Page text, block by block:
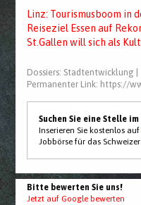
Linz: Tourismusboom in
Reiseziel Essen auf
St.Gallen will sich als
Dossiers:Stadtentwicklung
Permanenter Link: https://
Suchen Sie eine Stelle
Inserieren Sie kostenlos
Jobbörse für das
Bitte bewerten Sie uns!
Jetzt auf Google bewerten